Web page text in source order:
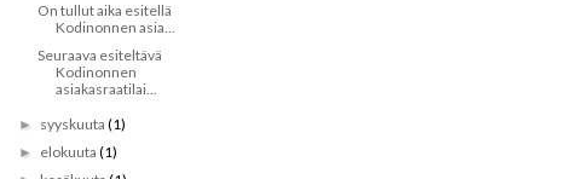
On tullut aika esitellä
Kodinonnen asia...
Seuraava esiteltävä
Kodinonnen
asiakasraatilai...
► syyskuuta(1)
► elokuuta(1)